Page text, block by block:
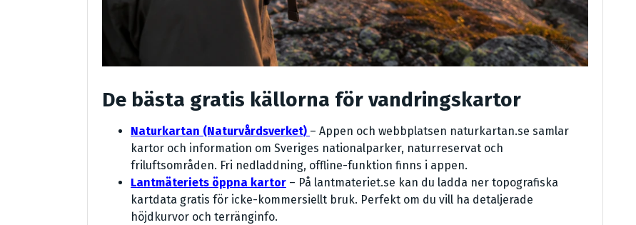
De bästa gratis källorna för vandringskartor
Naturkartan (Naturvårdsverket) – Appen och webbplatsen naturkartan.se samlar
kartor och information om Sveriges nationalparker, naturreservat och
friluftsområden. Fri nedladdning, offline-funktion finns i appen.
Lantmäteriets öppna kartor – På lantmateriet.se kan du ladda ner topografiska
kartdata gratis för icke-kommersiellt bruk. Perfekt om du vill ha detaljerade
höjdkurvor och terränginfo.